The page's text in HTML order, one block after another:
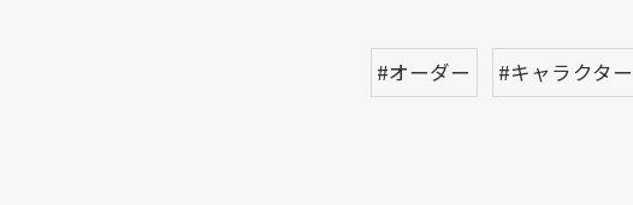
#オーダー #キャラクター